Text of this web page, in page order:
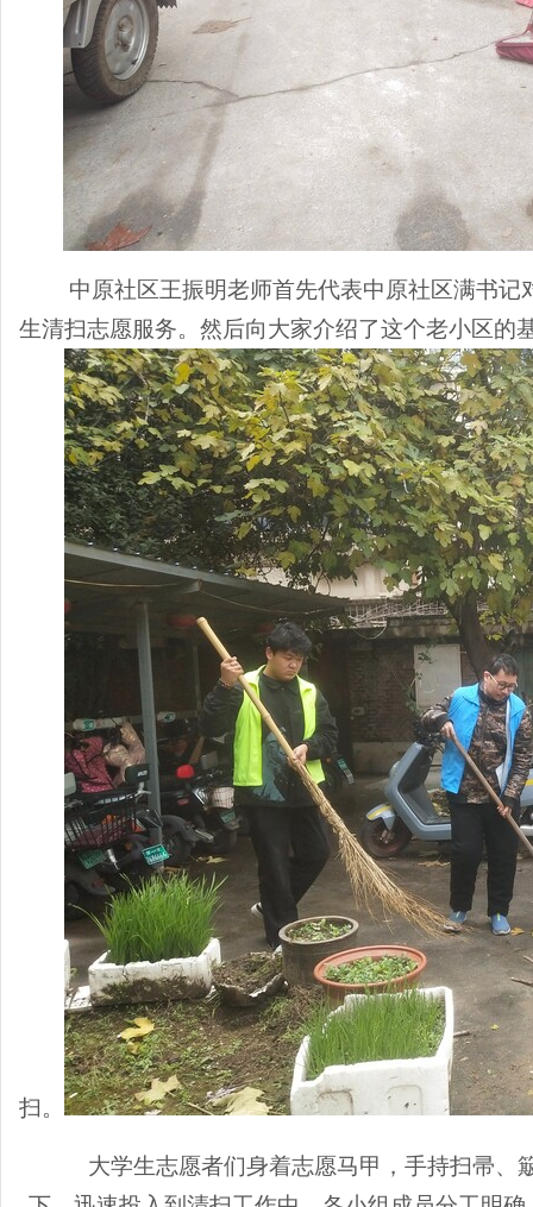
中原社区王振明老师首先代表中原社区满书
生清扫志愿服务。然后向大家介绍了这个老小区的
扫。
大学生志愿者们身着志愿马甲，手持扫帚、